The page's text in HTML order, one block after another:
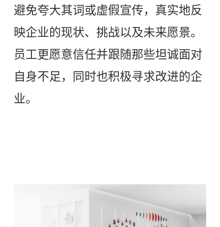
避免夸大其词或虚假宣传，真实地反
映企业的现状、挑战以及未来愿景。
员工更愿意信任并跟随那些坦诚面对
自身不足，同时也积极寻求改进的企
业。